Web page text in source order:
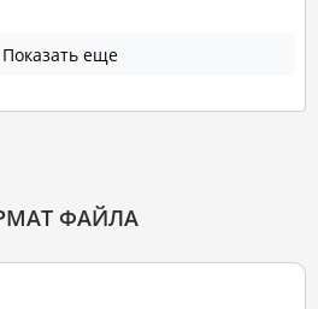
Показать еще
ФАЙЛА